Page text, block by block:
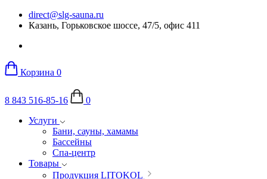
direct@slg-sauna.ru
Казань, Горьковское шоссе, 47/5, офис 411
Корзина 0
8 843 516-85-16
0
Услуги
Бани, сауны, хамамы
Бассейны
Спа-центр
Товары
Продукция LITOKOL